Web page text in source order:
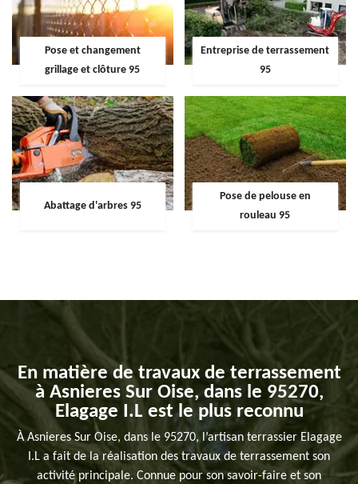
Pose et changement
grillage et clôture 95
Entreprise de terrassement
95
Abattage d'arbres 95
Pose de pelouse en
rouleau 95
En matière de travaux de terrassement
à Asnieres Sur Oise, dans le 95270,
Elagage I.L est le plus reconnu
À Asnieres Sur Oise, dans le 95270, l’artisan terrassier Elagage
I.L a fait de la réalisation des travaux de terrassement son
activité principale. Connue pour son savoir-faire et son